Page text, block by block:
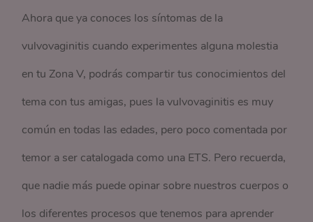
Ahora que ya conoces los síntomas de la
vulvovaginitis cuando experimentes alguna molestia
en tu Zona V, podrás compartir tus conocimientos del
tema con tus amigas, pues la vulvovaginitis es muy
común en todas las edades, pero poco comentada por
temor a ser catalogada como una ETS. Pero recuerda,
que nadie más puede opinar sobre nuestros cuerpos o
los diferentes procesos que tenemos para aprender